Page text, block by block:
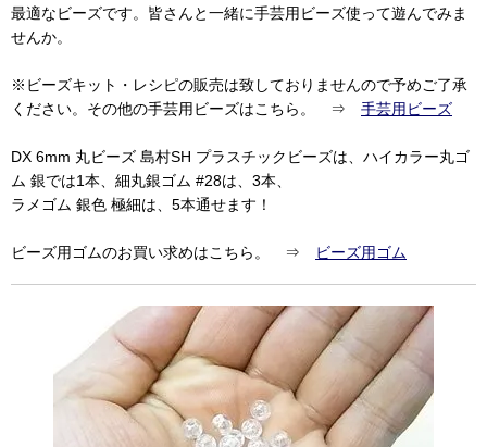
最適なビーズです。皆さんと一緒に手芸用ビーズ使って遊んでみま
せんか。
※ビーズキット・レシピの販売は致しておりませんので予めご了承
ください。その他の手芸用ビーズはこちら。 ⇒ 手芸用ビーズ
DX 6mm 丸ビーズ 島村SH プラスチックビーズは、ハイカラー丸ゴ
ム 銀では1本、細丸銀ゴム #28は、3本、
ラメゴム 銀色 極細は、5本通せます！
ビーズ用ゴムのお買い求めはこちら。 ⇒ ビーズ用ゴム